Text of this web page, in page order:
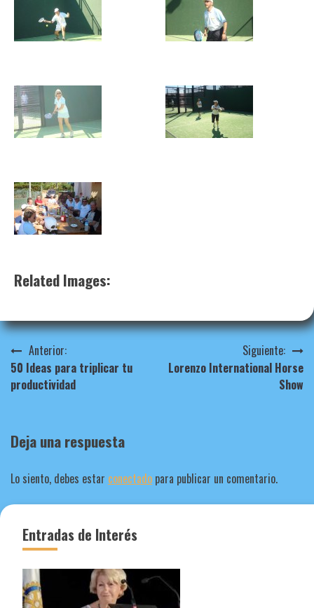
Related Images:
Navegación
de
Anterior:
50 Ideas para triplicar tu
productividad
Siguiente:
Lorenzo International Horse
Show
Deja una respuesta
Lo siento, debes estar conectado para publicar un comentario.
Entradas de Interés